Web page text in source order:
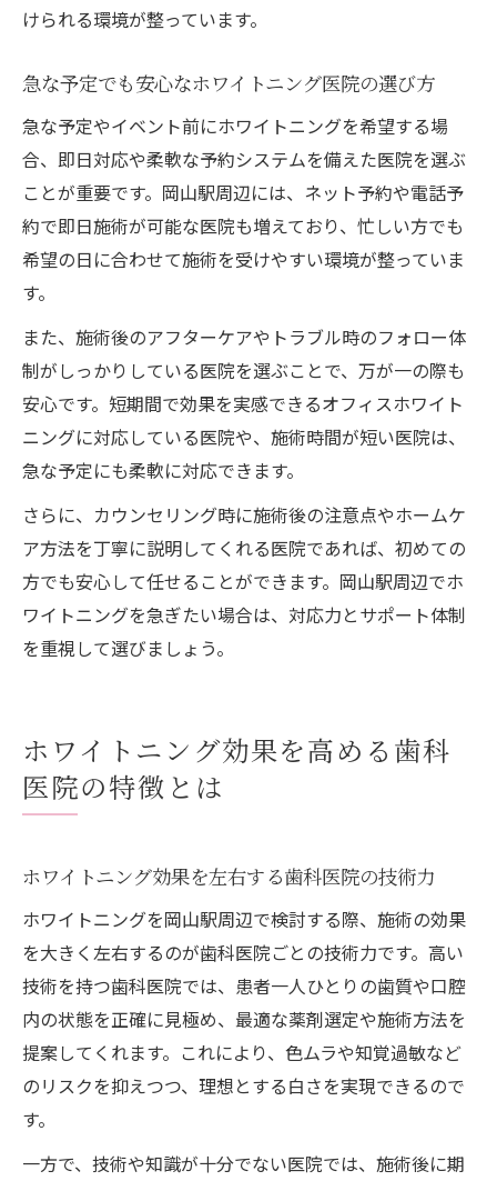
けられる環境が整っています。
急な予定でも安心なホワイトニング医院の選び方
急な予定やイベント前にホワイトニングを希望する場
合、即日対応や柔軟な予約システムを備えた医院を選ぶ
ことが重要です。岡山駅周辺には、ネット予約や電話予
約で即日施術が可能な医院も増えており、忙しい方でも
希望の日に合わせて施術を受けやすい環境が整っていま
す。
また、施術後のアフターケアやトラブル時のフォロー体
制がしっかりしている医院を選ぶことで、万が一の際も
安心です。短期間で効果を実感できるオフィスホワイト
ニングに対応している医院や、施術時間が短い医院は、
急な予定にも柔軟に対応できます。
さらに、カウンセリング時に施術後の注意点やホームケ
ア方法を丁寧に説明してくれる医院であれば、初めての
方でも安心して任せることができます。岡山駅周辺でホ
ワイトニングを急ぎたい場合は、対応力とサポート体制
を重視して選びましょう。
ホワイトニング効果を高める歯科
医院の特徴とは
ホワイトニング効果を左右する歯科医院の技術力
ホワイトニングを岡山駅周辺で検討する際、施術の効果
を大きく左右するのが歯科医院ごとの技術力です。高い
技術を持つ歯科医院では、患者一人ひとりの歯質や口腔
内の状態を正確に見極め、最適な薬剤選定や施術方法を
提案してくれます。これにより、色ムラや知覚過敏など
のリスクを抑えつつ、理想とする白さを実現できるので
す。
一方で、技術や知識が十分でない医院では、施術後に期